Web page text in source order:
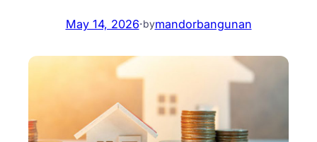
May 14, 2026·bymandorbangunan